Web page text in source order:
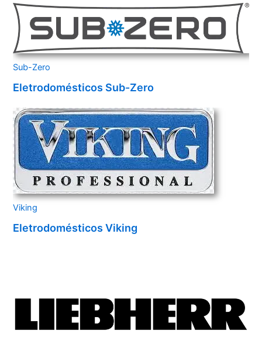
Sub-Zero
Eletrodomésticos Sub-Zero
Viking
Eletrodomésticos Viking